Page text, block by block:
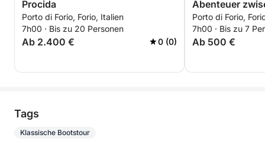
Procida
Porto di Forio, Forio, Italien
7h00 · Bis zu 20 Personen
Ab 2.400 € 0 (0)
Abenteuer
Mythos
Porto di Forio,
7h00 · Bis zu 7
Ab 500 €
Tags
Klassische Bootstour